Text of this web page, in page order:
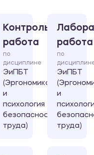
Контрольная
работа
по
дисциплине
ЭиПБТ
(Эргономика
и
психология
безопасности
труда)
работа
по
ЭиПБТ
и
труда)